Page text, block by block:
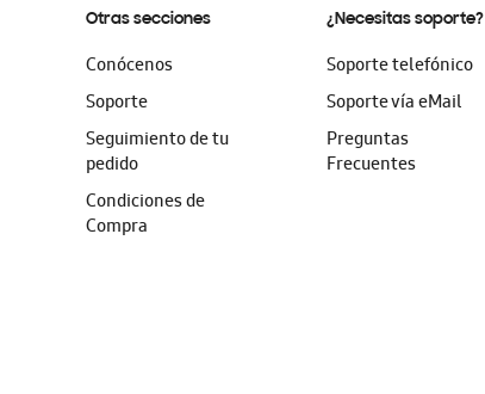
Otras secciones
Conócenos
Soporte
Seguimiento de tu
pedido
Condiciones de
Compra
¿Necesitas soporte?
Soporte telefónico
Soporte vía eMail
Preguntas
Frecuentes